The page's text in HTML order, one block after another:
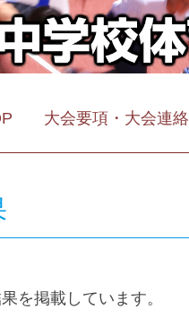
大会要項・大会連絡
を掲載しています。